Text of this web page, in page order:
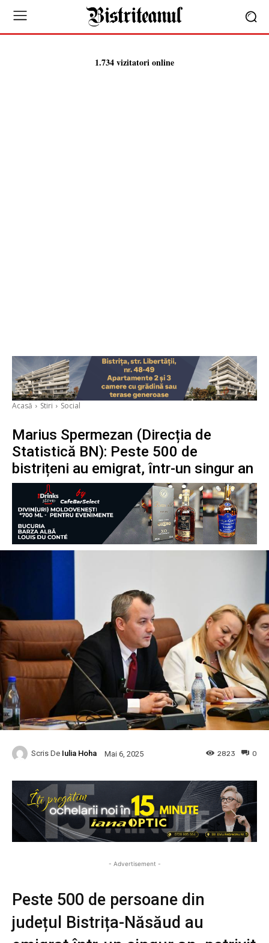
1.734 vizitatori online
Acasă Stiri Social
Marius Spermezan (Direcția de
Statistică BN): Peste 500 de
bistrițeni au emigrat, într-un singur an
Scris De Iulia Hoha Mai 6, 2025 0
2823
- Advertisement -
Peste 500 de persoane din
județul Bistrița-Năsăud au